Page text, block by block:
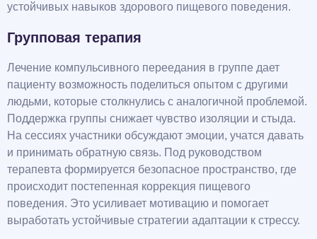
устойчивых навыков здорового пищевого поведения.
Групповая терапия
Лечение компульсивного переедания в группе дает
пациенту возможность поделиться опытом с другими
людьми, которые столкнулись с аналогичной проблемой.
Поддержка группы снижает чувство изоляции и стыда.
На сессиях участники обсуждают эмоции, учатся давать
и принимать обратную связь. Под руководством
терапевта формируется безопасное пространство, где
происходит постепенная коррекция пищевого
поведения. Это усиливает мотивацию и помогает
выработать устойчивые стратегии адаптации к стрессу.